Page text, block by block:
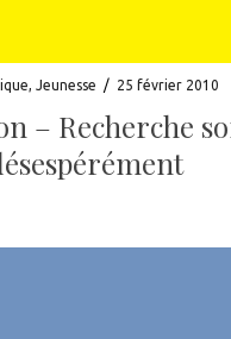
,Jeunesse / 25 février 2010
– Recherche